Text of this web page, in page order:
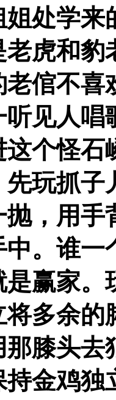
处学
虎和豹
倌不喜
见人唱
个怪石
玩抓子
，用手
。谁
赢家。
多余的
那膝头
金鸡独